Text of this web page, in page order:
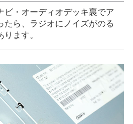
ビ・オーディオデッキ裏でア
たら、ラジオにノイズがのる
ます。